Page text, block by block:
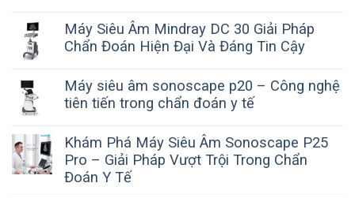
Máy Siêu Âm Mindray DC 30 Giải Pháp
Chẩn Đoán Hiện Đại Và Đáng Tin Cậy
Máy siêu âm sonoscape p20 – Công nghệ
tiên tiến trong chẩn đoán y tế
Khám Phá Máy Siêu Âm Sonoscape P25
Pro – Giải Pháp Vượt Trội Trong Chẩn
Đoán Y Tế